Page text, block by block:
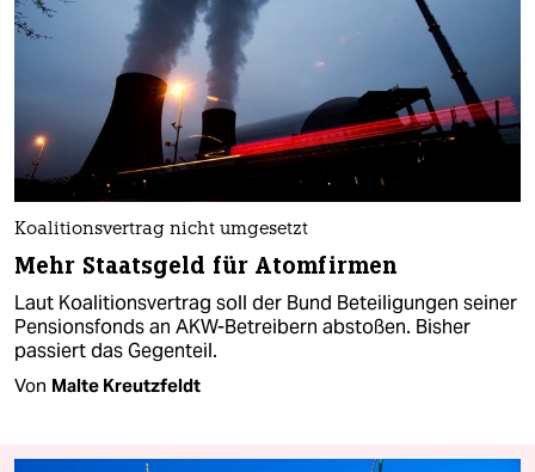
Koalitionsvertrag nicht umgesetzt
Mehr Staatsgeld für Atomfirmen
Laut Koalitionsvertrag soll der Bund Beteiligungen seiner
Pensionsfonds an AKW-Betreibern abstoßen. Bisher
passiert das Gegenteil.
Von Malte Kreutzfeldt